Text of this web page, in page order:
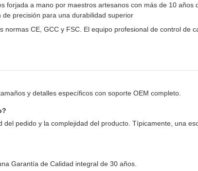
forjada a mano por maestros artesanos con más de 10 años
precisión para una durabilidad superior
normas CE, GCC y FSC. El equipo profesional de control de
y detalles específicos con soporte OEM completo.
del pedido y la complejidad del producto. Típicamente, una
Garantía de Calidad integral de 30 años.